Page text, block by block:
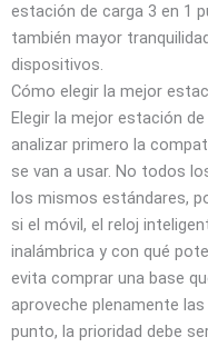
estación de carga 3 en 1
también mayor
dispositivos.
Cómo elegir la mejor
Elegir la mejor estación
analizar primero la
se van a usar. No todos
los mismos estándares,
si el móvil, el reloj
inalámbrica y con qué
evita comprar una base
aproveche plenamente
punto, la prioridad debe